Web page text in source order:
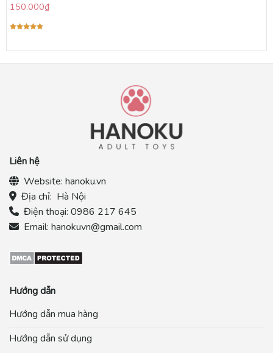
150.000₫
5 sao
Liên hệ
Website: hanoku.vn
Địa chỉ: Hà Nội
Điện thoại: 0986 217 645
Email: hanokuvn@gmail.com
Hướng dẫn
Hướng dẫn mua hàng
Hướng dẫn sử dụng